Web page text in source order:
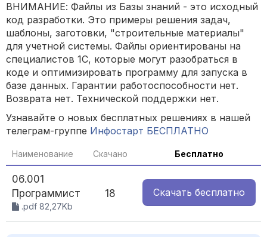
ВНИМАНИЕ: Файлы из Базы знаний - это исходный
код разработки. Это примеры решения задач,
шаблоны, заготовки, "строительные материалы"
для учетной системы. Файлы ориентированы на
специалистов 1С, которые могут разобраться в
коде и оптимизировать программу для запуска в
базе данных. Гарантии работоспособности нет.
Возврата нет. Технической поддержки нет.
Узнавайте о новых бесплатных решениях в нашей
телеграм-группе Инфостарт БЕСПЛАТНО
Наименование Скачано Бесплатно
06.001
Программист
.pdf 82,27Kb
18 Скачать бесплатно